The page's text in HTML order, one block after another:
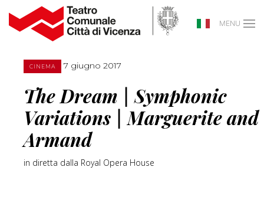
MENU
CINEMA 7 giugno 2017
The Dream | Symphonic
Variations | Marguerite and
Armand
in diretta dalla Royal Opera House